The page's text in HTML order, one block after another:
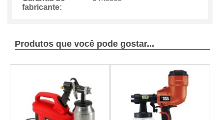
fabricante:
Produtos que você pode gostar...